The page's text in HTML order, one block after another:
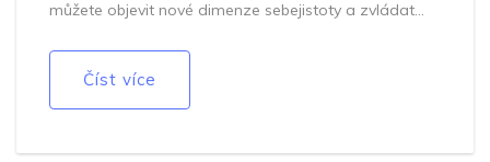
můžete objevit nové dimenze sebejistoty a zvládat
pohled na tělesnou relaxaci a vytvořit krok do nového
Číst více